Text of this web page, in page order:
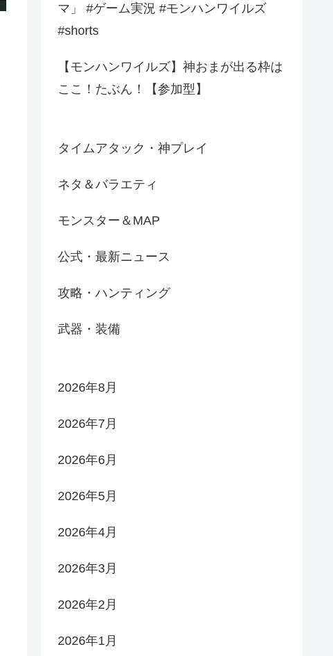
マ」 #ゲーム実況 #モンハンワイルズ
#shorts
【モンハンワイルズ】神おまが出る枠は
ここ！たぶん！【参加型】
タイムアタック・神プレイ
ネタ＆バラエティ
モンスター＆MAP
公式・最新ニュース
攻略・ハンティング
武器・装備
2026年8月
2026年7月
2026年6月
2026年5月
2026年4月
2026年3月
2026年2月
2026年1月